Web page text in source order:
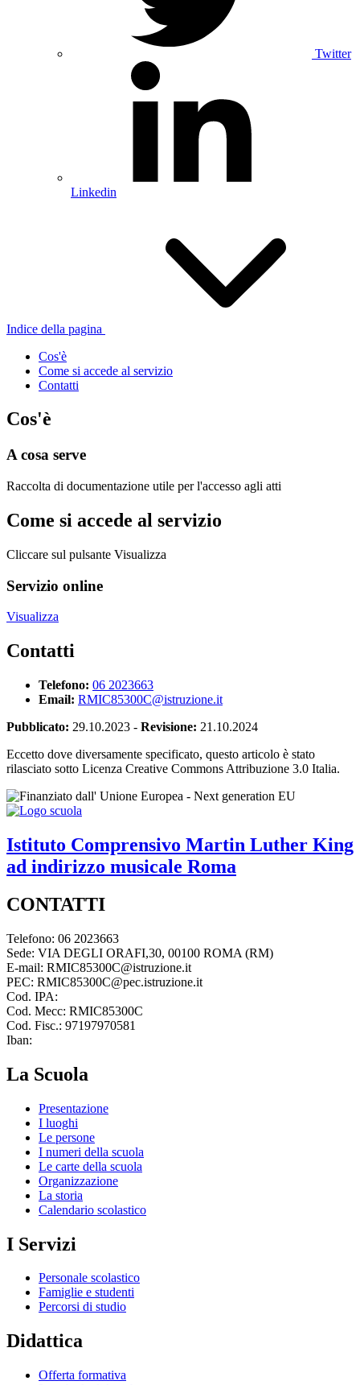
Twitter
Linkedin
Indice della pagina
Cos'è
Come si accede al servizio
Contatti
Cos'è
A cosa serve
Raccolta di documentazione utile per l'accesso agli atti
Come si accede al servizio
Cliccare sul pulsante Visualizza
Servizio online
Visualizza
Contatti
Telefono: 06 2023663
Email: RMIC85300C@istruzione.it
Pubblicato: 29.10.2023 - Revisione: 21.10.2024
Eccetto dove diversamente specificato, questo articolo è stato
rilasciato sotto Licenza Creative Commons Attribuzione 3.0 Italia.
Istituto Comprensivo Martin Luther King
ad indirizzo musicale Roma
CONTATTI
Telefono: 06 2023663
Sede: VIA DEGLI ORAFI,30, 00100 ROMA (RM)
E-mail: RMIC85300C@istruzione.it
PEC: RMIC85300C@pec.istruzione.it
Cod. IPA:
Cod. Mecc: RMIC85300C
Cod. Fisc.: 97197970581
Iban:
La Scuola
Presentazione
I luoghi
Le persone
I numeri della scuola
Le carte della scuola
Organizzazione
La storia
Calendario scolastico
I Servizi
Personale scolastico
Famiglie e studenti
Percorsi di studio
Didattica
Offerta formativa